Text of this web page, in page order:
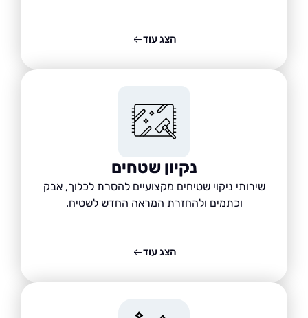
נקיון שטחים
שירותי ניקוי שטיחים מקצועיים להסרת לכלוך, אבק
וכתמים ולהחזרת המראה החדש לשטיח.